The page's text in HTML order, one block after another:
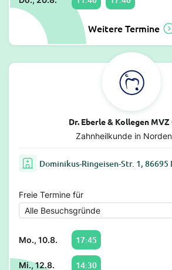
Weitere Termine
Dr. Eberle & Kollegen MVZ
Zahnheilkunde in
Dominikus-Ringeisen-Str. 1,
Freie Termine für
Mo., 10.8. 17:45
Mi., 12.8. 14:30